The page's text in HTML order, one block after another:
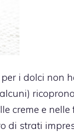
i dolci non
creme e nelle
di strati